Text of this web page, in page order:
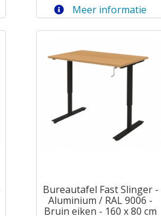
Meer informatie
Bureautafel Fast Slinger -
Aluminium / RAL 9006 -
Bruin eiken - 160 x 80 cm